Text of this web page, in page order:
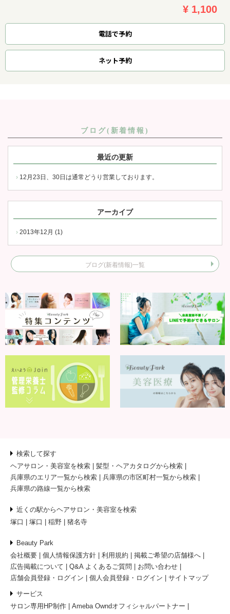
¥ 1,100
電話で予約
ネット予約
ブログ(新着情報)
最近の更新
12月23日、30日は通常どうり営業しております。
アーカイブ
2013年12月 (1)
ブログ(新着情報)一覧
検索して探す
ヘアサロン・美容室を検索
髪型・ヘアカタログから検索
兵庫県のエリア一覧から検索
兵庫県の市区町村一覧から検索
兵庫県の路線一覧から検索
近くの駅からヘアサロン・美容室を検索
塚口
塚口 稲野 猪名寺
Beauty Park
会社概要
個人情報保護方針 利用規約
掲載ご希望の店舗様へ
広告掲載について
Q&A よくあるご質問
お問い合わせ
店舗会員登録・ログイン
個人会員登録・ログイン サイトマップ
サービス
サロン専用HP制作
Ameba Owndオフィシャルパートナー